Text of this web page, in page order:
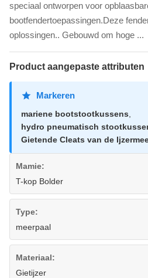
speciaal ontworpen voor
bootfendertoepassingen.Deze
oplossingen.. Gebouwd om hoge ...
Product aangepaste attributen
Markeren
mariene bootstootkussens
hydro pneumatisch
Gietende Cleats van de
Mamie:
T-kop Bolder
Type:
meerpaal
Materiaal:
Gietijzer